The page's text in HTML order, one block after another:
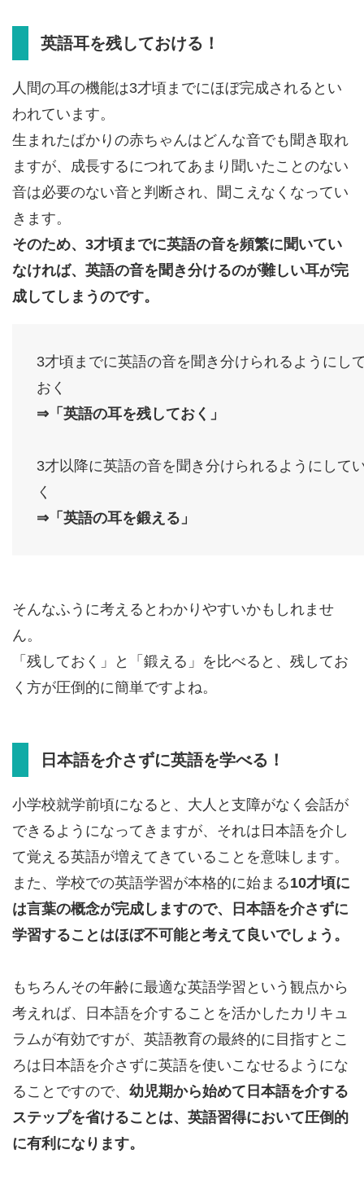
英語耳を残しておける！
人間の耳の機能は3才頃までにほぼ完成されるとい
われています。
生まれたばかりの赤ちゃんはどんな音でも聞き取れ
ますが、成長するにつれてあまり聞いたことのない
音は必要のない音と判断され、聞こえなくなってい
きます。
そのため、3才頃までに英語の音を頻繁に聞いてい
なければ、英語の音を聞き分けるのが難しい耳が完
成してしまうのです。
3才頃までに英語の音を聞き分けられるようにし
おく
⇒「英語の耳を残しておく」
3才以降に英語の音を聞き分けられるようにして
く
⇒「英語の耳を鍛える」
そんなふうに考えるとわかりやすいかもしれませ
ん。
「残しておく」と「鍛える」を比べると、残してお
く方が圧倒的に簡単ですよね。
日本語を介さずに英語を学べる！
小学校就学前頃になると、大人と支障がなく会話が
できるようになってきますが、それは日本語を介し
て覚える英語が増えてきていることを意味します。
また、学校での英語学習が本格的に始まる10才頃に
は言葉の概念が完成しますので、日本語を介さずに
学習することはほぼ不可能と考えて良いでしょう。
もちろんその年齢に最適な英語学習という観点から
考えれば、日本語を介することを活かしたカリキュ
ラムが有効ですが、英語教育の最終的に目指すとこ
ろは日本語を介さずに英語を使いこなせるようにな
ることですので、 幼児期から始めて日本語を介する
ステップを省けることは、英語習得において圧倒的
に有利になります。